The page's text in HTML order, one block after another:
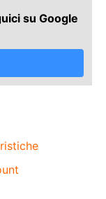
su Google